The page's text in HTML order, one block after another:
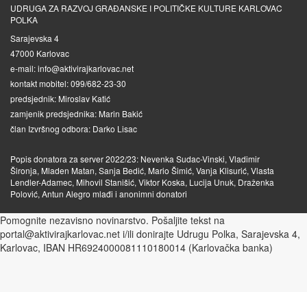
UDRUGA ZA RAZVOJ GRAĐANSKE I POLITIČKE KULTURE KARLOVAC
POLKA
Sarajevska 4
47000 Karlovac
e-mail: info@aktivirajkarlovac.net
kontakt mobitel: 099/682-23-30
predsjednik: Miroslav Katić
zamjenik predsjednika: Marin Bakić
član Izvršnog odbora: Darko Lisac
Popis donatora za server 2022/23: Nevenka Sudac-Vinski, Vladimir
Šironja, Mladen Matan, Sanja Bedić, Mario Šimić, Vanja Klisurić, Vlasta
Lendler-Adamec, Mihovil Stanišić, Viktor Koska, Lucija Unuk, Draženka
Polović, Antun Alegro mlađi i anonimni donatori
Pomognite nezavisno novinarstvo. Pošaljite tekst na
portal@aktivirajkarlovac.net i/ili donirajte Udrugu Polka, Sarajevska 4,
Karlovac, IBAN HR6924000081110180014 (Karlovačka banka)